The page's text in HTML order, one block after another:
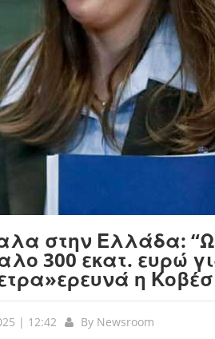
στην Ελλάδα:
300 εκατ. ευρώ
η
| 12:42 By Newsroom